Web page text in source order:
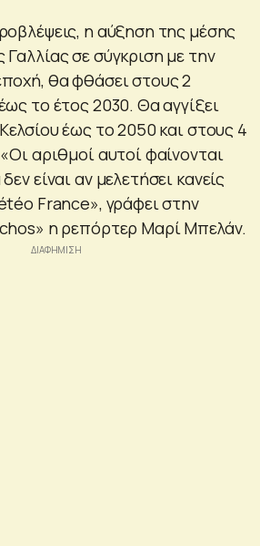
η αύξηση της μέσης
σε σύγκριση με την
θα φθάσει στους 2
το έτος 2030. Θα αγγίξει
έως το 2050 και στους 4
αριθμοί αυτοί φαίνονται
είναι αν μελετήσει κανείς
France», γράφει στην
η ρεπόρτερ Μαρί Μπελάν.